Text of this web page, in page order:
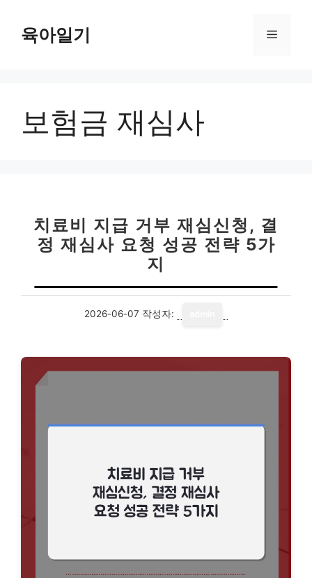
육아일기 메
보험금 재심사
치료비 지급 거부 재심신청, 결
정 재심사 요청 성공 전략 5가
지
2026-06-07 작성자: